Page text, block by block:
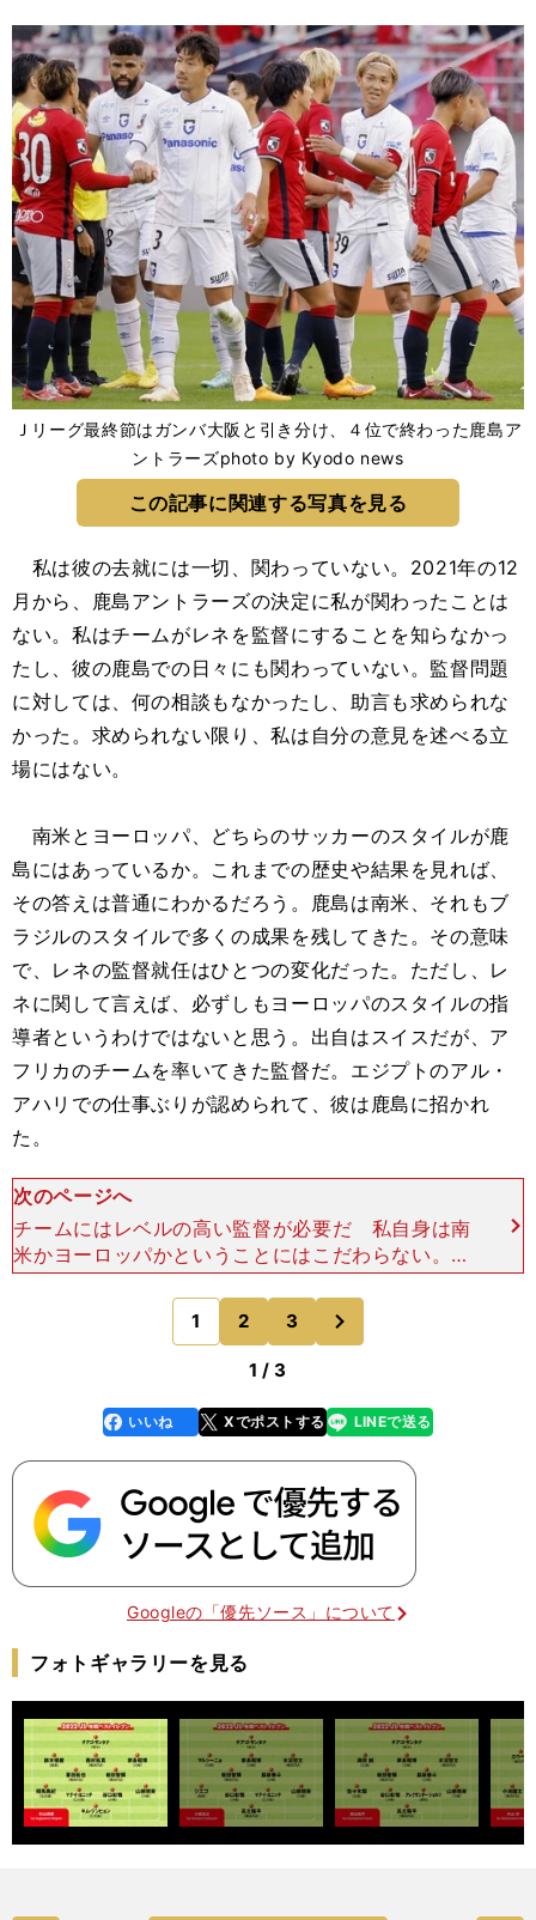
Ｊリーグ最終節はガンバ大阪と引き分け、４位で終わった鹿島ア
ントラーズphoto by Kyodo news
この記事に関連する写真を見る
私は彼の去就には一切、関わっていない。2021年の12
月から、鹿島アントラーズの決定に私が関わったことは
ない。私はチームがレネを監督にすることを知らなかっ
たし、彼の鹿島での日々にも関わっていない。監督問題
に対しては、何の相談もなかったし、助言も求められな
かった。求められない限り、私は自分の意見を述べる立
場にはない。
南米とヨーロッパ、どちらのサッカーのスタイルが鹿
島にはあっているか。これまでの歴史や結果を見れば、
その答えは普通にわかるだろう。鹿島は南米、それもブ
ラジルのスタイルで多くの成果を残してきた。その意味
で、レネの監督就任はひとつの変化だった。ただし、レ
ネに関して言えば、必ずしもヨーロッパのスタイルの指
導者というわけではないと思う。出自はスイスだが、ア
フリカのチームを率いてきた監督だ。エジプトのアル・
アハリでの仕事ぶりが認められて、彼は鹿島に招かれ
た。
次のページへ
チームにはレベルの高い監督が必要だ 私自身は南
米かヨーロッパかということにはこだわらない。現
在の仕事ぶりを見て評価する。その点でレネはすば
らしく、プロフェッショナルであり、いい選択であ
ったと思う。
1 2 3
1 / 3
faceboo
k
いいね Xでポストする
line LINEで送る
Googleの「優先ソース」について
フォトギャラリーを見る